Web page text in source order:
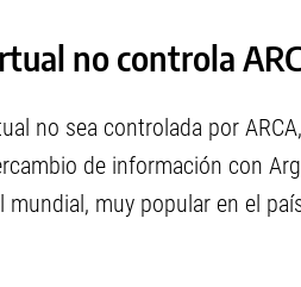
no controla
no sea controlada por ARCA,
de información con
mundial, muy popular en el